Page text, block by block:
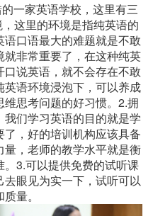
一家英语学校，这里有三
这里的环境是指纯英语的
口语最大的难题就是不敢
非常重要了，在这种纯英
说英语，就不会存在不敢
语环境浸泡下，可以养成
思考问题的好习惯。2.拥
们学习英语的目的就是学
，好的培训机构应该具备
，老师的教学水平就是衡
3.可以提供免费的试听课
眼见为实一下，试听可以
量。